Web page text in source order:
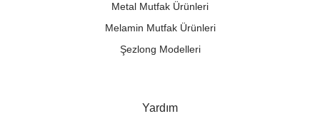
Metal Mutfak Ürünleri
Melamin Mutfak Ürünleri
Şezlong Modelleri
Yardım